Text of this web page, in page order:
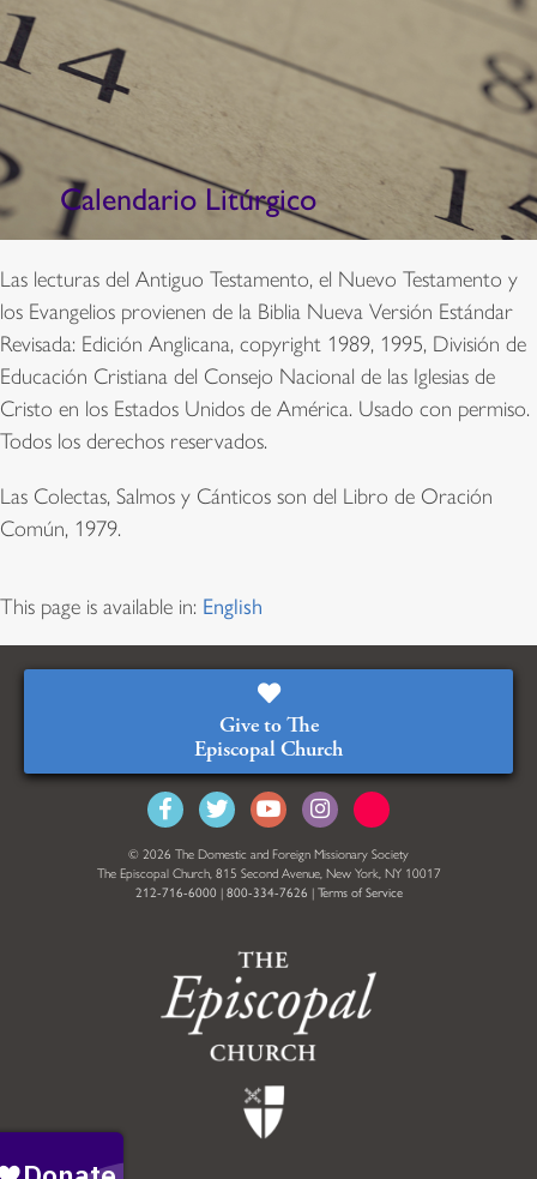
Calendario Litúrgico
Las lecturas del Antiguo Testamento, el Nuevo Testamento y
los Evangelios provienen de la Biblia Nueva Versión Estándar
Revisada: Edición Anglicana, copyright 1989, 1995, División de
Educación Cristiana del Consejo Nacional de las Iglesias de
Cristo en los Estados Unidos de América. Usado con permiso.
Todos los derechos reservados.
Las Colectas, Salmos y Cánticos son del Libro de Oración
Común, 1979.
This page is available in: English
Give to The
Episcopal Church
© 2026 The Domestic and Foreign Missionary Society
The Episcopal Church, 815 Second Avenue, New York, NY 10017
212-716-6000 | 800-334-7626 | Terms of Service